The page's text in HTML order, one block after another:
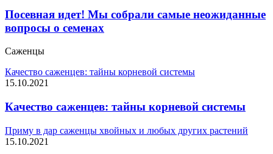
Посевная идет! Мы собрали самые неожиданные
вопросы о семенах
Саженцы
Качество саженцев: тайны корневой системы
15.10.2021
Качество саженцев: тайны корневой системы
Приму в дар саженцы хвойных и любых других растений
15.10.2021